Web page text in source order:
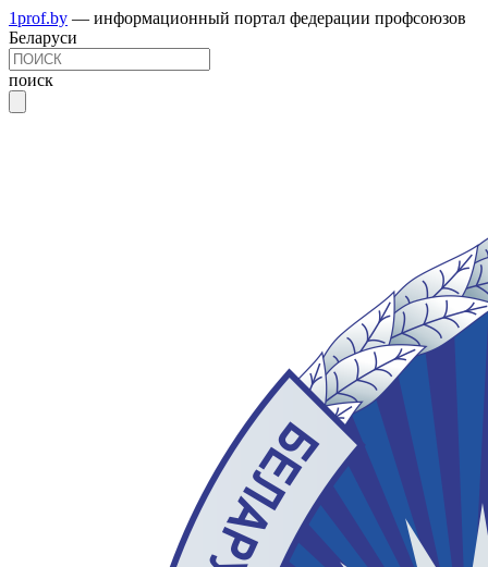
1prof.by — информационный портал федерации профсоюзов
Беларуси
поиск